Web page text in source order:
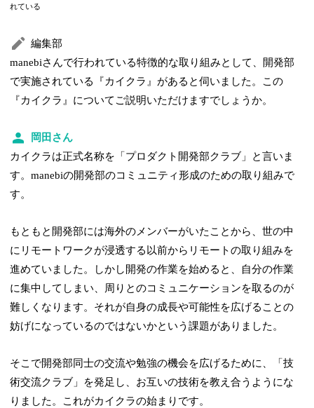
れている
編集部
manebiさんで行われている特徴的な取り組みとして、開発部
で実施されている『カイクラ』があると伺いました。この
『カイクラ』についてご説明いただけますでしょうか。
岡田さん
カイクラは正式名称を「プロダクト開発部クラブ」と言いま
す。manebiの開発部のコミュニティ形成のための取り組みで
す。
もともと開発部には海外のメンバーがいたことから、世の中
にリモートワークが浸透する以前からリモートの取り組みを
進めていました。しかし開発の作業を始めると、自分の作業
に集中してしまい、周りとのコミュニケーションを取るのが
難しくなります。それが自身の成長や可能性を広げることの
妨げになっているのではないかという課題がありました。
そこで開発部同士の交流や勉強の機会を広げるために、「技
術交流クラブ」を発足し、お互いの技術を教え合うようにな
りました。これがカイクラの始まりです。